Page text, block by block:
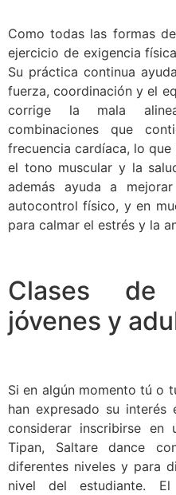
Como todas las formas
ejercicio de exigencia
Su práctica continua
fuerza, coordinación y el
corrige la mala
combinaciones que
frecuencia cardíaca, lo
el tono muscular y la
además ayuda a
autocontrol físico, y en
para calmar el estrés y la
Clases
jóvenes y
Si en algún momento tú o
han expresado su
considerar inscribirse en
Tipan, Saltare dance
diferentes niveles y para
nivel del estudiante. El